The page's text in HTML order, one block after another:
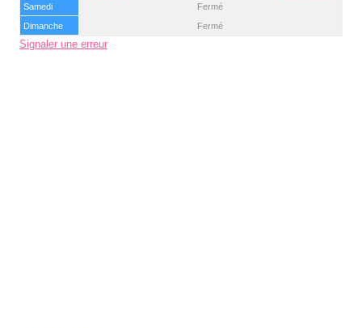
Samedi
Fermé
Dimanche
Fermé
Signaler une erreur